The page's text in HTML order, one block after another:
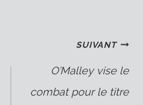
SUIVANT
O’Malley vise le
combat pour le titre